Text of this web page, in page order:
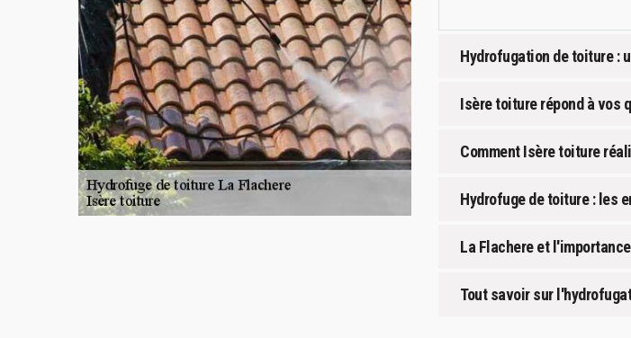
Hydrofugation de toiture :
Isère toiture répond à vos
Comment Isère toiture
Hydrofuge de toiture : les
La Flachere et
Tout savoir sur